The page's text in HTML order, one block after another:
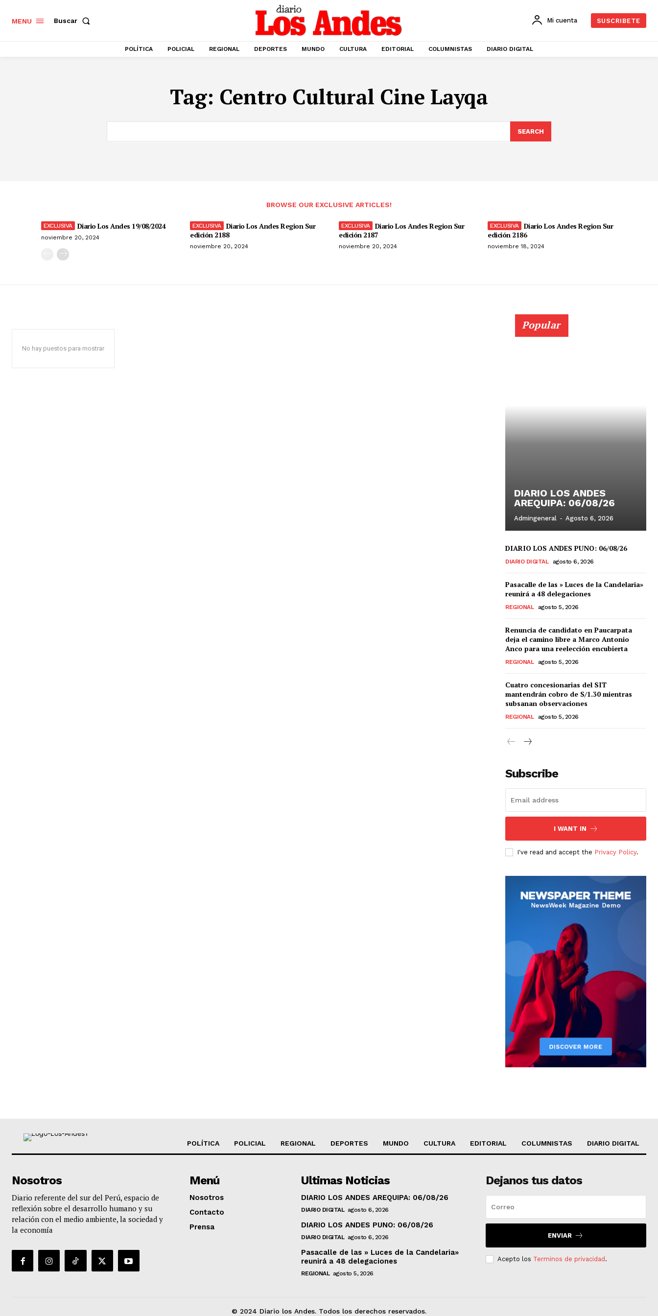
MENU Buscar Mi cuenta SUSCRIBETE
POLÍTICA POLICIAL REGIONAL DEPORTES MUNDO CULTURA EDITORIAL COLUMNISTAS DIARIO DIGITAL
Tag: Centro Cultural Cine Layqa
SEARCH
BROWSE OUR EXCLUSIVE ARTICLES!
Diario Los Andes 19/08/2024
noviembre 20, 2024
Diario Los Andes Region Sur
edición 2188
noviembre 20, 2024
Diario Los Andes Region Sur
edición 2187
noviembre 20, 2024
Diario Los Andes Region Sur
edición 2186
noviembre 18, 2024
No hay puestos para mostrar
Popular
DIARIO LOS ANDES
AREQUIPA: 06/08/26
Admingeneral - Agosto 6, 2026
DIARIO LOS ANDES PUNO: 06/08/26
DIARIO DIGITAL agosto 6, 2026
Pasacalle de las » Luces de la Candelaria»
reunirá a 48 delegaciones
REGIONAL agosto 5, 2026
Renuncia de candidato en Paucarpata
deja el camino libre a Marco Antonio
Anco para una reelección encubierta
REGIONAL agosto 5, 2026
Cuatro concesionarias del SIT
mantendrán cobro de S/1.30 mientras
subsanan observaciones
REGIONAL agosto 5, 2026
Subscribe
I WANT IN
I've read and accept the Privacy Policy.
POLÍTICA POLICIAL REGIONAL DEPORTES MUNDO CULTURA EDITORIAL COLUMNISTAS DIARIO DIGITAL
Nosotros
Diario referente del sur del Perú, espacio de
reflexión sobre el desarrollo humano y su
relación con el medio ambiente, la sociedad y
la economía
Menú
Nosotros
Contacto
Prensa
Ultimas Noticias
DIARIO LOS ANDES AREQUIPA: 06/08/26
DIARIO DIGITAL agosto 6, 2026
DIARIO LOS ANDES PUNO: 06/08/26
DIARIO DIGITAL agosto 6, 2026
Pasacalle de las » Luces de la Candelaria»
reunirá a 48 delegaciones
REGIONAL agosto 5, 2026
Dejanos tus datos
ENVIAR
Acepto los Terminos de privacidad .
© 2024 Diario los Andes. Todos los derechos reservados.